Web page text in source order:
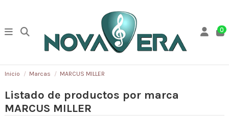
0
Inicio Marcas MARCUS MILLER
Listado de productos por marca
MARCUS MILLER